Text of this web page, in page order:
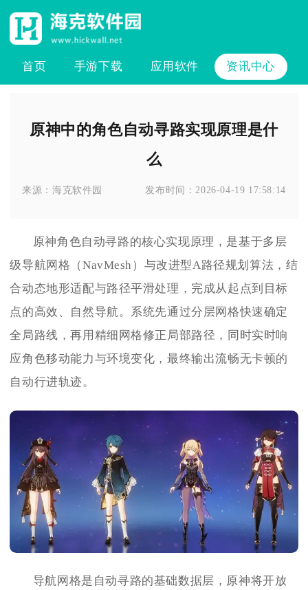
首页 手游下载 应用软件 资讯中心
原神中的角色自动寻路实现原理是什
么
来源：海克软件园 发布时间：2026-04-19 17:58:14
原神角色自动寻路的核心实现原理，是基于多层
级导航网格（NavMesh）与改进型A路径规划算法，结
合动态地形适配与路径平滑处理，完成从起点到目标
点的高效、自然导航。系统先通过分层网格快速确定
全局路线，再用精细网格修正局部路径，同时实时响
应角色移动能力与环境变化，最终输出流畅无卡顿的
自动行进轨迹。
导航网格是自动寻路的基础数据层，原神将开放